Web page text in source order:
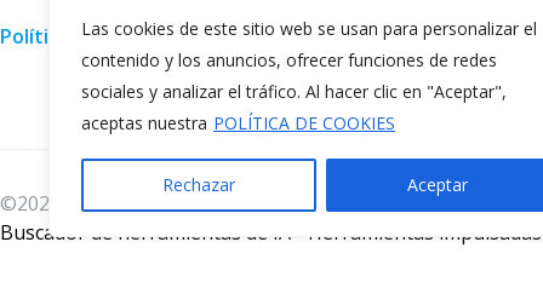
Las cookies de este sitio web se usan para personalizar el
contenido y los anuncios, ofrecer funciones de redes
sociales y analizar el tráfico. Al hacer clic en "Aceptar",
aceptas nuestra POLÍTICA DE COOKIES
Rechazar Aceptar
Política de cookies
Guía de turismo,
©2026
Directorio de IA
Buscador de herramientas de IA
Herramientas